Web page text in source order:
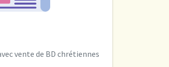
vente de BD chrétiennes